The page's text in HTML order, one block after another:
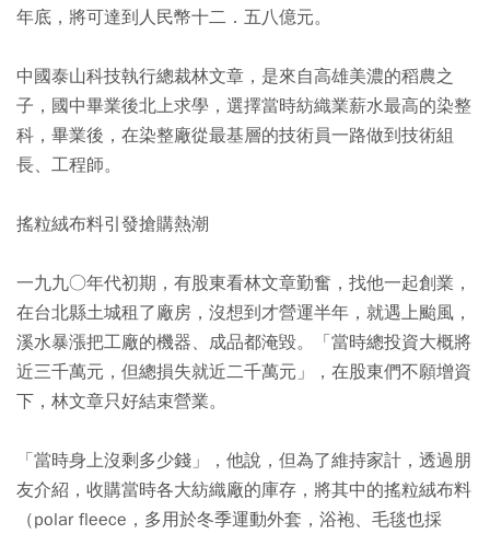
年底，將可達到人民幣十二．五八億元。
中國泰山科技執行總裁林文章，是來自高雄美濃的稻農之
子，國中畢業後北上求學，選擇當時紡織業薪水最高的染整
科，畢業後，在染整廠從最基層的技術員一路做到技術組
長、工程師。
搖粒絨布料引發搶購熱潮
一九九○年代初期，有股東看林文章勤奮，找他一起創業，
在台北縣土城租了廠房，沒想到才營運半年，就遇上颱風，
溪水暴漲把工廠的機器、成品都淹毀。「當時總投資大概將
近三千萬元，但總損失就近二千萬元」，在股東們不願增資
下，林文章只好結束營業。
「當時身上沒剩多少錢」，他說，但為了維持家計，透過朋
友介紹，收購當時各大紡織廠的庫存，將其中的搖粒絨布料
（polar fleece，多用於冬季運動外套，浴袍、毛毯也採